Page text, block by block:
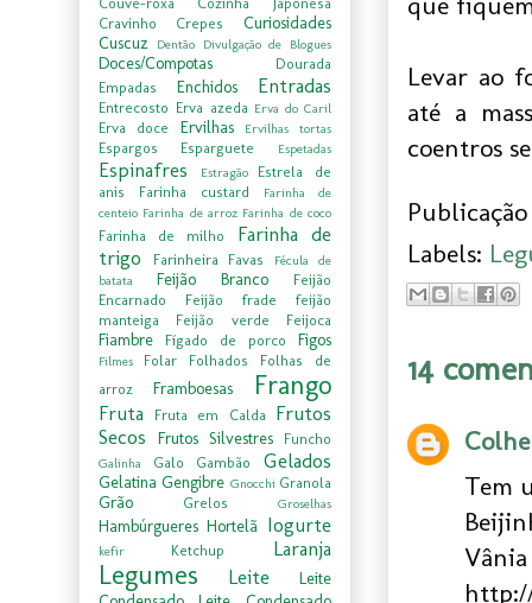
Levar ao
até a
coentros
Labels:
14
Tem
Vânia
Cravinho
Crepes
Curiosidades
Cuscuz Dentão Divulgação de Blogues
Doces/Compotas
Dourada
Empadas
Enchidos Entradas
Entrecosto Erva azeda Erva do Caril
Erva doce Ervilhas Ervilhas tortas
Espargos Esparguete Espetadas
Espinafres Estragão
Estrela de
anis
Farinha custard
Farinha de
centeio Farinha de arroz Farinha de coco
Farinha de milho
Farinha de
trigo
Farinheira Favas
Fécula de
batata
Feijão Branco
Feijão
Encarnado
Feijão frade
feijão
manteiga
Feijão verde Feijoca
Fiambre Fígado de porco Figos
Filmes Folar Folhados
Folhas de
arroz
Framboesas Frango
Fruta Fruta em Calda
Frutos
Secos
Frutos Silvestres Funcho
Galinha Galo Gambão Gelados
Gelatina Gengibre Gnocchi Granola
Grão Grelos Groselhas
Hambúrgueres Hortelã Iogurte
kefir Ketchup Laranja
Legumes Leite
Leite